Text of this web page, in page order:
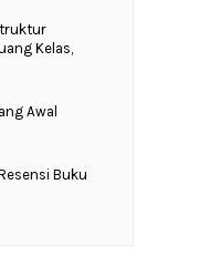
Kelas,
Awal
Buku